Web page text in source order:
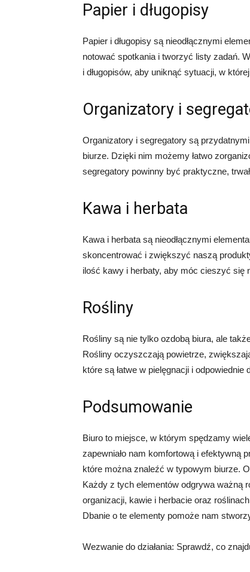
Papier i długopisy
Papier i długopisy są nieodłącznymi
notować spotkania i tworzyć listy zadań.
i długopisów, aby uniknąć sytuacji, w
Organizatory i
Organizatory i segregatory są
biurze. Dzięki nim możemy łatwo
segregatory powinny być praktyczne,
Kawa i herbata
Kawa i herbata są nieodłącznymi
skoncentrować i zwiększyć naszą
ilość kawy i herbaty, aby móc cieszyć się
Rośliny
Rośliny są nie tylko ozdobą biura, ale
Rośliny oczyszczają powietrze,
które są łatwe w pielęgnacji i
Podsumowanie
Biuro to miejsce, w którym spędzamy
zapewniało nam komfortową i efektywną
które można znaleźć w typowym biurze.
Każdy z tych elementów odgrywa ważną
organizacji, kawie i herbacie oraz
Dbanie o te elementy pomoże nam
Wezwanie do działania: Sprawdź, co